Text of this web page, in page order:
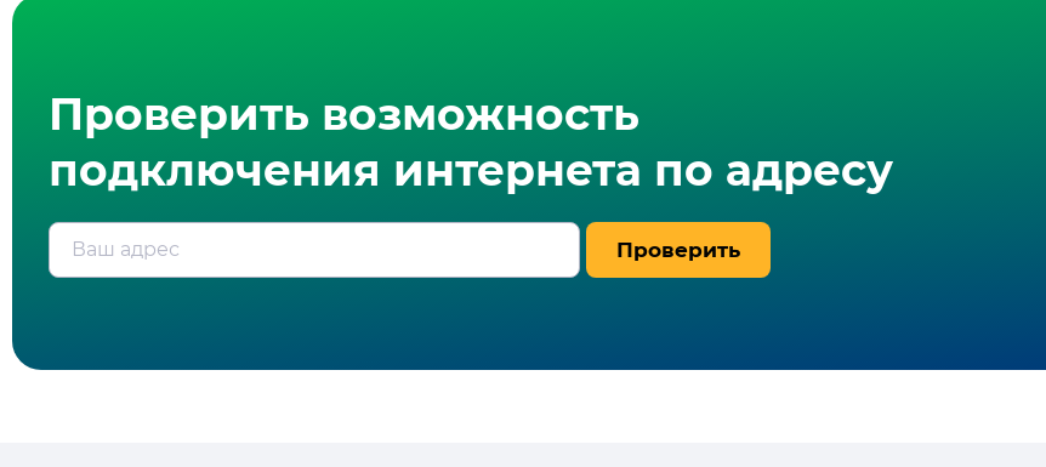
Проверить возможность
подключения интернета по адресу
Ваш адрес Проверить